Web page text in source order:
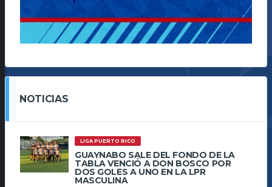
NOTICIAS
LIGA PUERTO RICO
GUAYNABO SALE DEL FONDO DE LA
TABLA VENCIÓ A DON BOSCO POR
DOS GOLES A UNO EN LA LPR
MASCULINA